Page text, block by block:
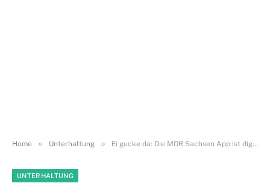
Home » Unterhaltung » Ei gucke da: Die MDR Sachsen App ist digidal (Über Radio-App)
UNTERHALTUNG